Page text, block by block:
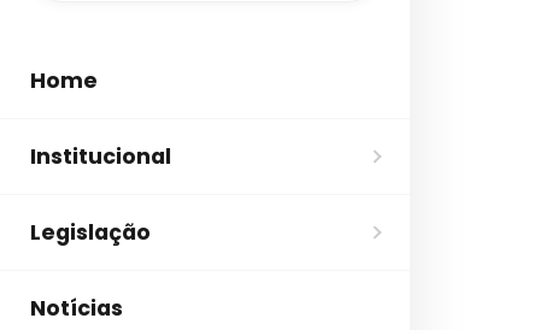
Home
Institucional
Legislação
Notícias